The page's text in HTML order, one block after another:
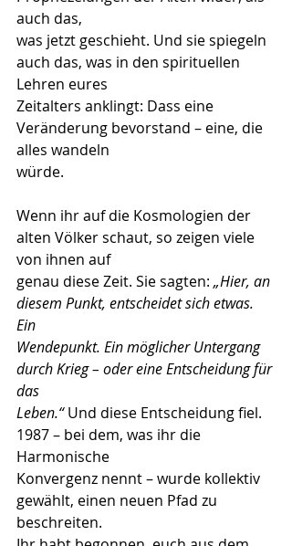
auch das,
was jetzt geschieht. Und sie spiegeln
auch das, was in den spirituellen
Lehren eures
Zeitalters anklingt: Dass eine
Veränderung bevorstand – eine, die
alles wandeln
würde.
Wenn ihr auf die Kosmologien der
alten Völker schaut, so zeigen viele
von ihnen auf
genau diese Zeit. Sie sagten: „Hier, an
diesem Punkt, entscheidet sich etwas.
Ein
Wendepunkt. Ein möglicher Untergang
durch Krieg – oder eine Entscheidung für
das
Leben.“ Und diese Entscheidung fiel.
1987 – bei dem, was ihr die
Harmonische
Konvergenz nennt – wurde kollektiv
gewählt, einen neuen Pfad zu
beschreiten.